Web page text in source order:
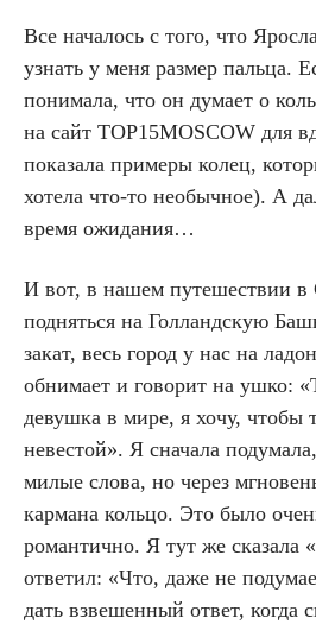
Все началось с того, что
узнать у меня размер пальца.
понимала, что он думает о
на сайт ТOP15MOSCOW для
показала примеры колец,
хотела что-то необычное). А
время ожидания…
И вот, в нашем путешествии
подняться на Голландскую
закат, весь город у нас на
обнимает и говорит на ушко:
девушка в мире, я хочу, чтобы
невестой». Я сначала
милые слова, но через
кармана кольцо. Это было
романтично. Я тут же сказала
ответил: «Что, даже не
дать взвешенный ответ, когда